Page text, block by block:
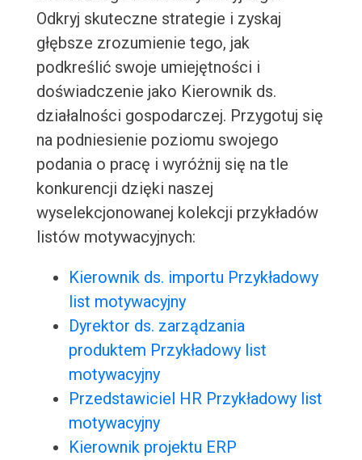
Odkryj skuteczne strategie i zyskaj
głębsze zrozumienie tego, jak
podkreślić swoje umiejętności i
doświadczenie jako Kierownik ds.
działalności gospodarczej. Przygotuj się
na podniesienie poziomu swojego
podania o pracę i wyróżnij się na tle
konkurencji dzięki naszej
wyselekcjonowanej kolekcji przykładów
listów motywacyjnych:
Kierownik ds. importu Przykładowy
list motywacyjny
Dyrektor ds. zarządzania
produktem Przykładowy list
motywacyjny
Przedstawiciel HR Przykładowy list
motywacyjny
Kierownik projektu ERP